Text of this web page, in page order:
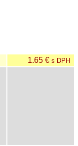
1.65 €s DPH